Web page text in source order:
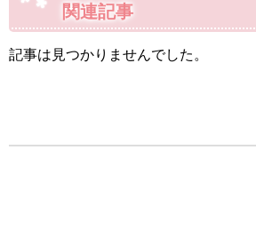
関連記事
記事は見つかりませんでした。